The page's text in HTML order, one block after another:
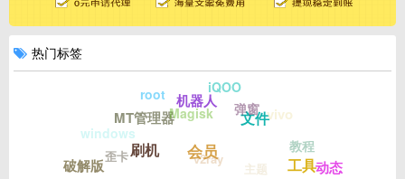
热门标签
会员
刷机
工具
文件
机器人
MT管理器
破解版 动态
vivo
iQOO
root
windows
教程
弹窗
Magisk
歪卡
主题
v2ray